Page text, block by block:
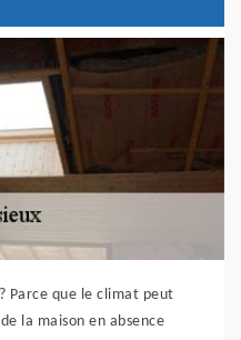
Parce que le climat peut
la maison en absence